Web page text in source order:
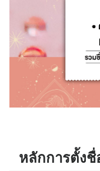
หลักการตั้ง